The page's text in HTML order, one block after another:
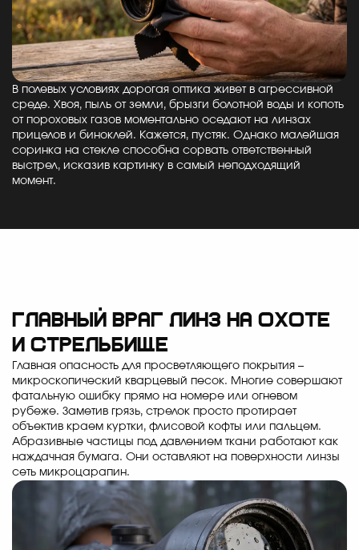
В полевых условиях дорогая оптика живет в агрессивной
среде. Хвоя, пыль от земли, брызги болотной воды и копоть
от пороховых газов моментально оседают на линзах
прицелов и биноклей. Кажется, пустяк. Однако малейшая
соринка на стекле способна сорвать ответственный
выстрел, исказив картинку в самый неподходящий
момент.
Главный враг линз на охоте
и стрельбище
Главная опасность для просветляющего покрытия –
микроскопический кварцевый песок. Многие совершают
фатальную ошибку прямо на номере или огневом
рубеже. Заметив грязь, стрелок просто протирает
объектив краем куртки, флисовой кофты или пальцем.
Абразивные частицы под давлением ткани работают как
наждачная бумага. Они оставляют на поверхности линзы
сеть микроцарапин.